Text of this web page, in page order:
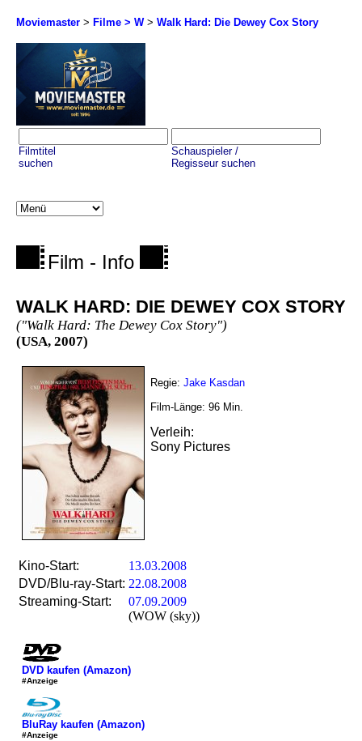
Moviemaster > Filme > W> Walk Hard: Die Dewey Cox Story
Filmtitel
suchen
Schauspieler /
Regisseur suchen
Film - Info
WALK HARD: DIE DEWEY COX STORY
("Walk Hard: The Dewey Cox Story")
(USA, 2007)
Regie: Jake Kasdan
Film-Länge: 96 Min.
Verleih:
Sony Pictures
Kino-Start:
13.03.2008
DVD/Blu-ray-Start: 22.08.2008
Streaming-Start:
07.09.2009
(WOW (sky))
DVD kaufen (Amazon)
#Anzeige
BluRay kaufen (Amazon)
#Anzeige